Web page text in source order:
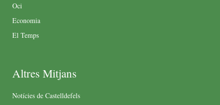
Oci
Economia
El Temps
Altres Mitjans
Notícies de Castelldefels